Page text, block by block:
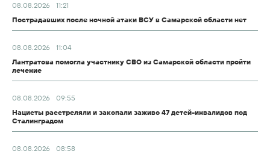
08.08.2026
11:21
Пострадавших после ночной атаки ВСУ в Самарской области нет
08.08.2026
11:04
Лантратова помогла участнику СВО из Самарской области пройти
лечение
08.08.2026
09:55
Нацисты расстреляли и закопали заживо 47 детей-инвалидов под
Сталинградом
08.08.2026
08:58